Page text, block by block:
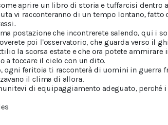
aprire un libro di storia e tuffarcisi dentro
vi racconteranno di un tempo lontano,
postazione che incontrerete salendo, qui i
poi l'osservatorio, che guarda verso il
la scorsa estate e che ora potete
a toccare il cielo con un dito.
ogni feritoia ti racconterà di uomini in guerra
il clima di allora.
di equipaggiamento adeguato,